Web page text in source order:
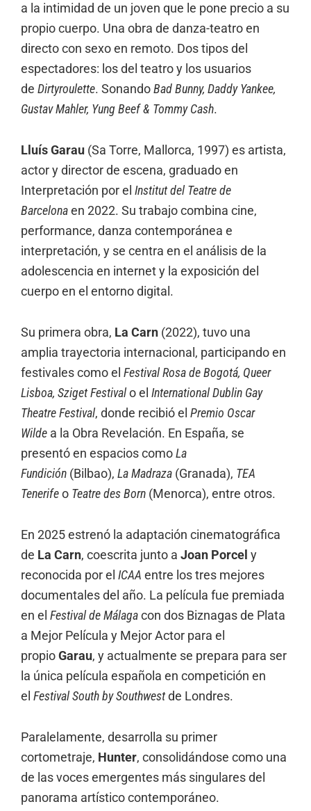
a la intimidad de un joven que le pone precio a su
propio cuerpo. Una obra de danza-teatro en
directo con sexo en remoto. Dos tipos del
espectadores: los del teatro y los usuarios
de Dirtyroulette. SonandoBad Bunny, Daddy Yankee,
Gustav Mahler, Yung Beef & Tommy Cash.
Lluís Garau (Sa Torre, Mallorca, 1997) es artista,
actor y director de escena, graduado en
Interpretación por el Institut del Teatre de
Barcelonaen 2022. Su trabajo combina cine,
performance, danza contemporánea e
interpretación, y se centra en el análisis de la
adolescencia en internet y la exposición del
cuerpo en el entorno digital.
Su primera obra, La Carn (2022), tuvo una
amplia trayectoria internacional, participando en
festivales como el Festival Rosa de Bogotá, Queer
Lisboa, Sziget Festivalo el International Dublin Gay
Theatre Festival, donde recibió el Premio Oscar
Wilde a la Obra Revelación. En España, se
presentó en espacios comoLa
Fundición (Bilbao), La Madraza (Granada), TEA
Tenerifeo Teatre des Born (Menorca), entre otros.
En 2025 estrenó la adaptación cinematográfica
de La Carn, coescrita junto a Joan Porcel y
reconocida por el ICAA entre los tres mejores
documentales del año. La película fue premiada
en el Festival de Málagacon dos Biznagas de Plata
a Mejor Película y Mejor Actor para el
propioGarau, y actualmente se prepara para ser
la única película española en competición en
el Festival South by Southwestde Londres.
Paralelamente, desarrolla su primer
cortometraje, Hunter, consolidándose como una
de las voces emergentes más singulares del
panorama artístico contemporáneo.